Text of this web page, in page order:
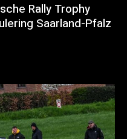
Rally Trophy
Saarland-Pfalz